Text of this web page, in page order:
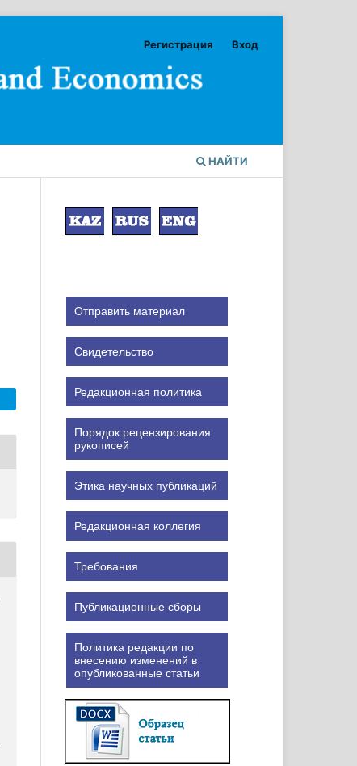
НАЙТИ
Регистрация Вход
Отправить материал
Свидетельство
Редакционная политика
Порядок рецензирования
рукописей
Этика научных публикаций
Редакционная коллегия
Требования
Публикационные сборы
Политика редакции по
внесению изменений в
опубликованные статьи